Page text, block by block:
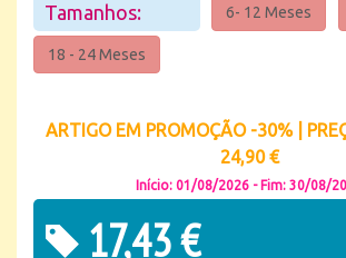
Tamanhos: 6- 12 Meses
18 - 24 Meses
ARTIGO EM PROMOÇÃO -30% |
24,90 €
Início: 01/08/2026 - Fim: 30/08/
17,43 €